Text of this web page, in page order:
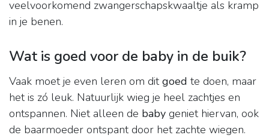
veelvoorkomend zwangerschapskwaaltje als kramp
in je benen.
Wat is goed voor de baby in de buik?
Vaak moet je even leren om ditgoed te doen, maar
het is zó leuk. Natuurlijk wieg je heel zachtjes en
ontspannen. Niet alleen de baby geniet hiervan, ook
de baarmoeder ontspant door het zachte wiegen.